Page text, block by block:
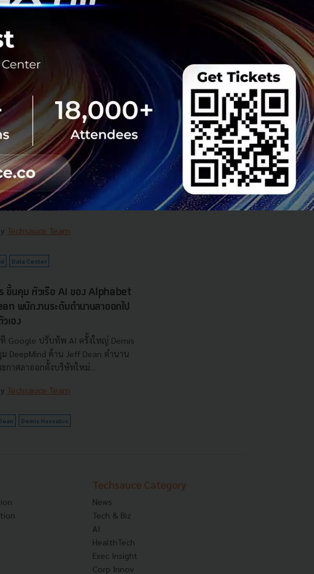
ายกรัฐมนตรีและรัฐมนตรีว่าการ
ในงาน The INTANIA Forum...
เศรษฐกิจไทย
Center ชู 4 มิติดันไทยสู่ฮับ AI
งาน ทรัพยากรน้ำ พร้อมตอบโจทย์
ไทย
ใหม่คุมดาต้าเซ็นเตอร์ตามมติ ครม.
ฑ์คัดกรองโครงการด้วย 4 มิติ พร้อม
ร ลงทุนรวม 7.5 แสนล้านบาท
ประเทศ พลั...
Techsauce Team
Data Center
ขึ้นคุม หัวเรือ AI ของ Alphabet
พนักงานระดับตำนานลาออกไป
เอง
Google ปรับทัพ AI ครั้งใหญ่ Demis
ม DeepMind ด้าน Jeff Dean ตำนาน
าศลาออกตั้งบริษัทใหม่...
Techsauce Team
Demis Hassabis
Techsauce Category
News
Tech & Biz
AI
HealthTech
Exec Insight
Corp Innov